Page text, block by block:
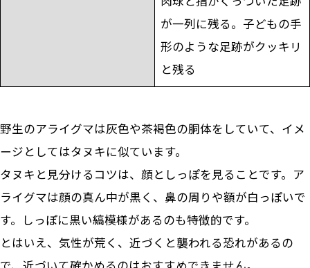
が一列に残る。子どもの手
形のような足跡がクッキリ
と残る
野生のアライグマは灰色や茶褐色の胴体をしていて、イメ
ージとしてはタヌキに似ています。
タヌキと見分けるコツは、顔としっぽを見ることです。ア
ライグマは顔の真ん中が黒く、鼻の周りや額が白っぽいで
す。しっぽに黒い縞模様があるのも特徴的です。
とはいえ、気性が荒く、近づくと襲われる恐れがあるの